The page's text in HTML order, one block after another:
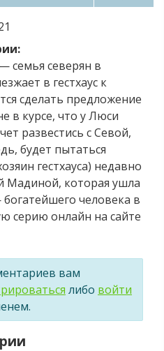
семья северян в
в гестхаус к
сделать предложение
в курсе, что у Люси
развестись с Севой,
будет пытаться
гестхауса) недавно
Мадиной, которая ушла
человека в
серию онлайн на сайте
вам
либо войти